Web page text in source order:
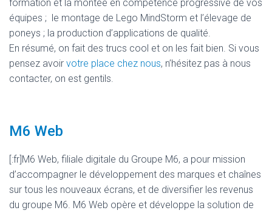
formation et la montée en compétence progressive de vos
équipes ; le montage de Lego MindStorm et l’élevage de
poneys ; la production d’applications de qualité.
En résumé, on fait des trucs cool et on les fait bien. Si vous
pensez avoir votre place chez nous, n’hésitez pas à nous
contacter, on est gentils.
M6 Web
[:fr]M6 Web, filiale digitale du Groupe M6, a pour mission
d’accompagner le développement des marques et chaînes
sur tous les nouveaux écrans, et de diversifier les revenus
du groupe M6. M6 Web opère et développe la solution de